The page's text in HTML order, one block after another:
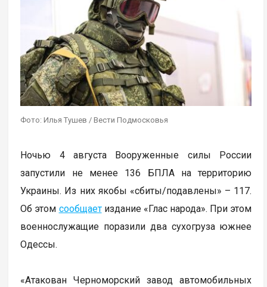
Фото: Илья Тушев / Вести Подмосковья
Ночью 4 августа Вооруженные силы России
запустили не менее 136 БПЛА на территорию
Украины. Из них якобы «сбиты/подавлены» – 117.
Об этом сообщаетиздание «Глас народа». При этом
военнослужащие поразили два сухогруза южнее
Одессы.
«Атакован Черноморский завод автомобильных